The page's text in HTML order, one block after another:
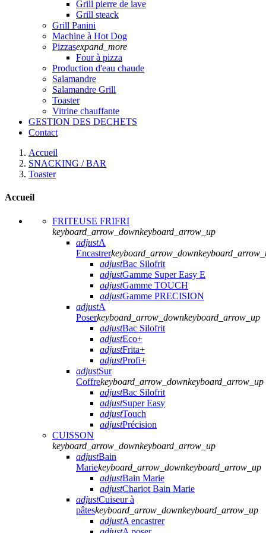
Grill pierre de lave
Grill steack
Grill Panini
Machine à Hot Dog
Pizzasexpand_more
Four à pizza
Production d'eau chaude
Salamandre
Salamandre Grill
Toaster
Vitrine chauffante
GESTION DES DECHETS
Contact
Accueil
SNACKING / BAR
Toaster
Accueil
FRITEUSE FRIFRI
keyboard_arrow_downkeyboard_arrow_up
adjustA
Encastrerkeyboard_arrow_down
adjustBac Silofrit
adjustGamme Super Easy E
adjustGamme TOUCH
adjustGamme PRECISION
adjustA
Poserkeyboard_arrow_downkeyboard_arrow_up
adjustBac Silofrit
adjustEco+
adjustFrita+
adjustProfi+
adjustSur
Coffrekeyboard_arrow_downkeyboard_arrow_up
adjustBac Silofrit
adjustSuper Easy
adjustTouch
adjustPrécision
CUISSON
keyboard_arrow_downkeyboard_arrow_up
adjustBain
Mariekeyboard_arrow_downkeyboard_arrow_up
adjustBain Marie
adjustChariot Bain Marie
adjustCuiseur à
pâteskeyboard_arrow_downkeyboard_arrow_up
adjustA encastrer